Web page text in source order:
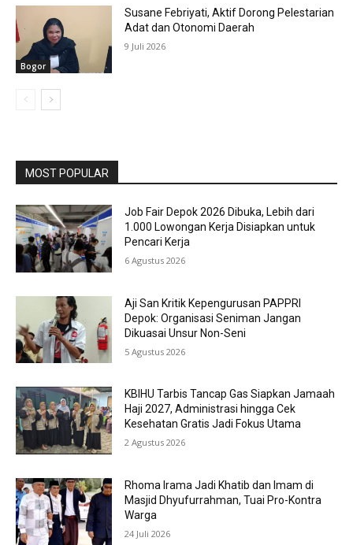
Bogor
Susane Febriyati, Aktif Dorong Pelestarian
Adat dan Otonomi Daerah
9 Juli 2026
MOST POPULAR
Job Fair Depok 2026 Dibuka, Lebih dari
1.000 Lowongan Kerja Disiapkan untuk
Pencari Kerja
6 Agustus 2026
Aji San Kritik Kepengurusan PAPPRI
Depok: Organisasi Seniman Jangan
Dikuasai Unsur Non-Seni
5 Agustus 2026
KBIHU Tarbis Tancap Gas Siapkan Jamaah
Haji 2027, Administrasi hingga Cek
Kesehatan Gratis Jadi Fokus Utama
2 Agustus 2026
Rhoma Irama Jadi Khatib dan Imam di
Masjid Dhyufurrahman, Tuai Pro-Kontra
Warga
24 Juli 2026